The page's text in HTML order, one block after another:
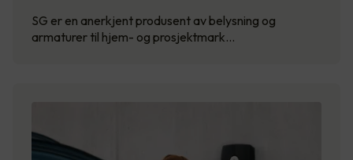
SG er en anerkjent produsent av belysning og
armaturer til hjem- og prosjektmark…